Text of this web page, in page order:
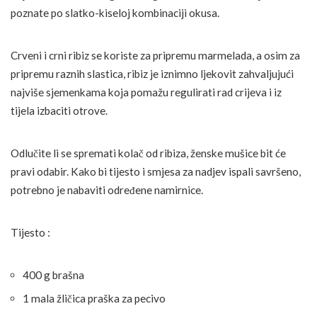
poznate po slatko-kiseloj kombinaciji okusa.
Crveni i crni ribiz se koriste za pripremu marmelada, a osim za
pripremu raznih slastica, ribiz je iznimno ljekovit zahvaljujući
najviše sjemenkama koja pomažu regulirati rad crijeva i iz
tijela izbaciti otrove.
Odlučite li se spremati kolač od ribiza, ženske mušice bit će
pravi odabir. Kako bi tijesto i smjesa za nadjev ispali savršeno,
potrebno je nabaviti određene namirnice.
Tijesto :
400 g brašna
1 mala žličica praška za pecivo